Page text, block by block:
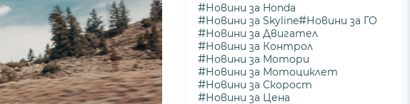
#Новини за Honda
#Новини за Skyline#Новини за ГО
#Новини за Двигател
#Новини за Контрол
#Новини за Мотори
#Новини за Мотоциклет
#Новини за Скорост
#Новини за Цена